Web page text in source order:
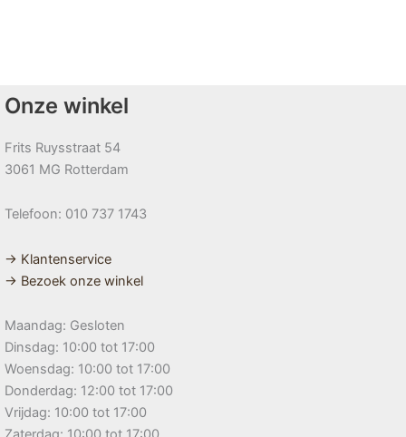
Onze winkel
Frits Ruysstraat 54
3061 MG Rotterdam
Telefoon: 010 737 1743
→ Klantenservice
→ Bezoek onze winkel
Maandag: Gesloten
Dinsdag: 10:00 tot 17:00
Woensdag: 10:00 tot 17:00
Donderdag: 12:00 tot 17:00
Vrijdag: 10:00 tot 17:00